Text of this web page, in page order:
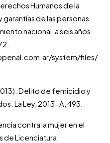
Humanos de la
de las personas
nacional, a seis años
system/files/
Delito de femicidio y
La Ley, 2013-A, 493.
contra la mujer en el
de Licenciatura,